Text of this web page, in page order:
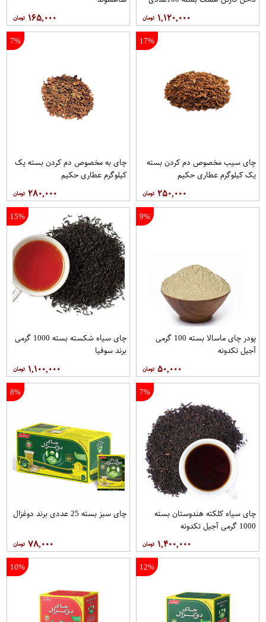
۱,۱۲۰,۰۰۰ ۱۶۵,۰۰۰
17%
چای سیب مخصوص دم کردن بسته
یک کیلوگرم عطاری حکیم
۲۵۰,۰۰۰
7%
چای به مخصوص دم کردن بسته یک
کیلوگرم عطاری حکیم
۲۸۰,۰۰۰
9%
پودر چای ماسالا بسته 100 گرمی
آجیل تکدونه
۵۰,۰۰۰
15%
چای سیاه شکسته بسته 1000 گرمی
برند سوفیا
۱,۱۰۰,۰۰۰
7%
چای سیاه کلکته هندوستان بسته
1000 گرمی آجیل تکدونه
۱,۴۰۰,۰۰۰
8%
چای سبز بسته 25 عددی برند دوغزال
۷۸,۰۰۰
12%
10%